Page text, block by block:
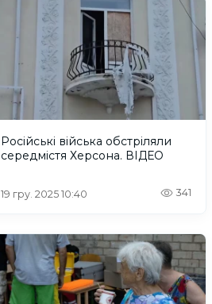
Російські війська обстріляли
середмістя Херсона. ВІДЕО
19 гру. 2025 10:40 341